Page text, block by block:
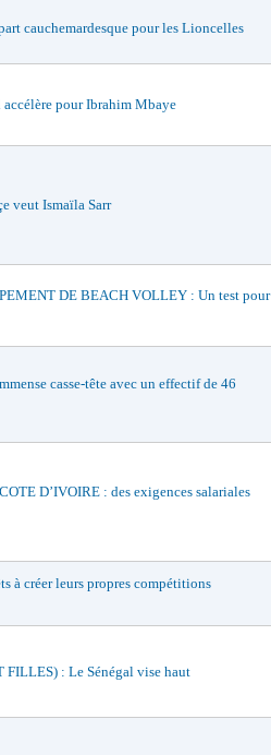
cauchemardesque pour les Lioncelles
pour Ibrahim Mbaye
veut Ismaïla Sarr
DE BEACH VOLLEY : Un test pour
casse-tête avec un effectif de 46
D’IVOIRE : des exigences salariales
à créer leurs propres compétitions
: Le Sénégal vise haut